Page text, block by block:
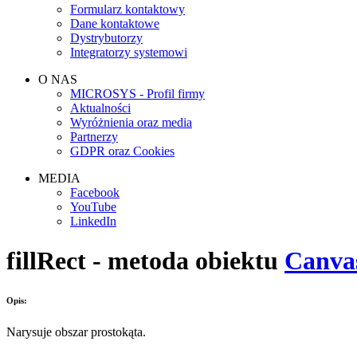
Formularz kontaktowy
Dane kontaktowe
Dystrybutorzy
Integratorzy systemowi
O NAS
MICROSYS - Profil firmy
Aktualności
Wyróżnienia oraz media
Partnerzy
GDPR oraz Cookies
MEDIA
Facebook
YouTube
LinkedIn
fillRect - metoda obiektu
Opis:
Narysuje obszar prostokąta.